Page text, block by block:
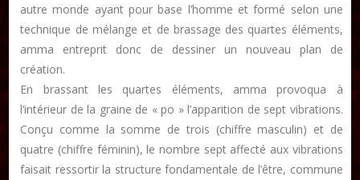
autre monde ayant pour base l’homme et formé selon une
technique de mélange et de brassage des quartes éléments,
amma entreprit donc de dessiner un nouveau plan de
création.
En brassant les quartes éléments, amma provoqua à
l’intérieur de la graine de « po » l’apparition de sept vibrations.
Conçu comme la somme de trois (chiffre masculin) et de
quatre (chiffre féminin), le nombre sept affecté aux vibrations
faisait ressortir la structure fondamentale de l’être, commune